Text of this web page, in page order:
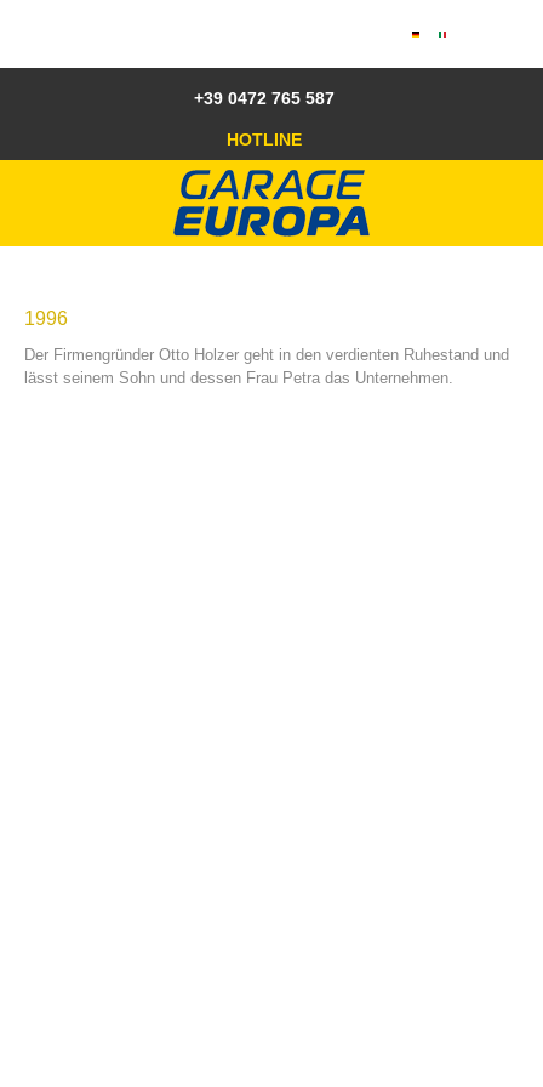
+39 0472 765 587
HOTLINE
1996
Der Firmengründer Otto Holzer geht in den verdienten Ruhestand und
lässt seinem Sohn und dessen Frau Petra das Unternehmen.